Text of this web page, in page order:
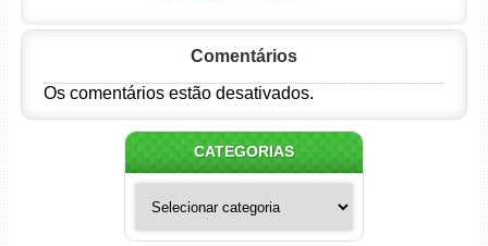
Comentários
Os comentários estão desativados.
CATEGORIAS